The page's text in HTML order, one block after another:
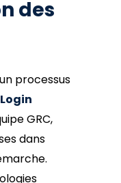
des
processus
Login
GRC,
dans